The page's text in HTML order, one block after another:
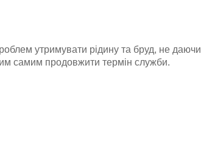
утримувати рідину та бруд, не даючи
самим продовжити термін служби.